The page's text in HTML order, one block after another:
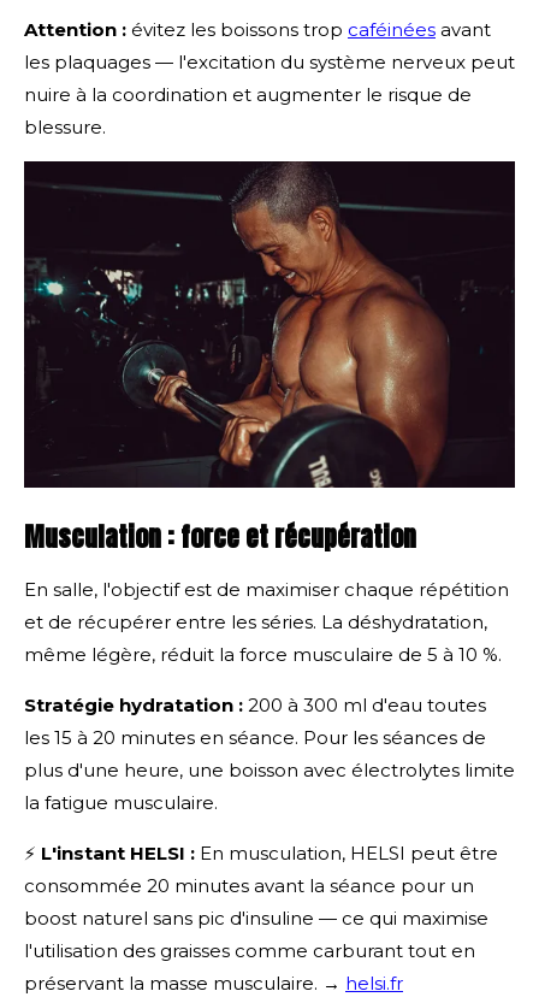
Attention : évitez les boissons trop caféinées avant
les plaquages — l'excitation du système nerveux peut
nuire à la coordination et augmenter le risque de
blessure.
Musculation : force et récupération
En salle, l'objectif est de maximiser chaque répétition
et de récupérer entre les séries. La déshydratation,
même légère, réduit la force musculaire de 5 à 10 %.
Stratégie hydratation : 200 à 300 ml d'eau toutes
les 15 à 20 minutes en séance. Pour les séances de
plus d'une heure, une boisson avec électrolytes limite
la fatigue musculaire.
⚡ L'instant HELSI : En musculation, HELSI peut être
consommée 20 minutes avant la séance pour un
boost naturel sans pic d'insuline — ce qui maximise
l'utilisation des graisses comme carburant tout en
préservant la masse musculaire. → helsi.fr